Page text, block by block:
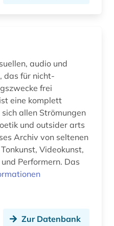
audio und
das für nicht-
frei
eine komplett
allen Strömungen
und outsider arts
Archiv von seltenen
Videokunst,
Performern. Das
Zur Datenbank